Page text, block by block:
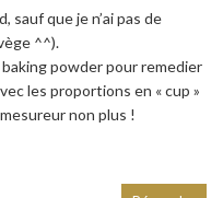
sauf que je n’ai pas de
^^).
powder pour remedier
les proportions en « cup »
non plus !